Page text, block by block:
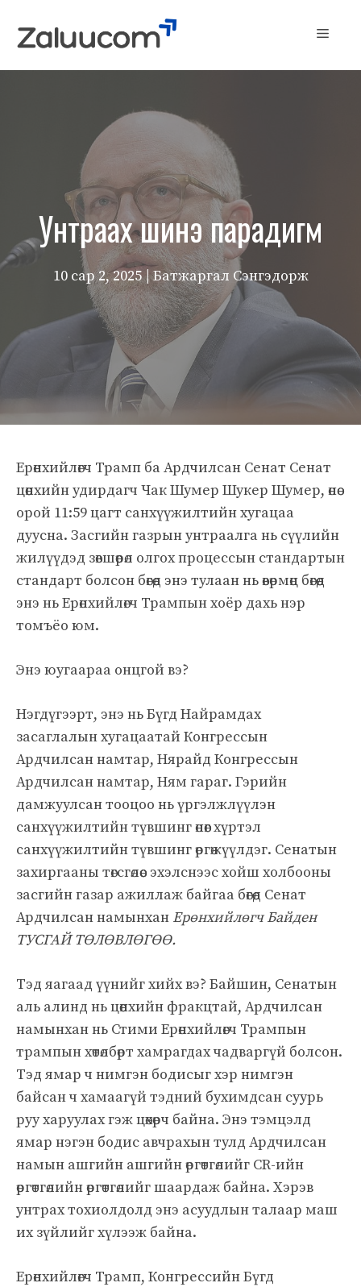
Menu
Унтраах шинэ парадигм
10 сар 2, 2025 | Батжаргал Сэнгэдорж
Ерөнхийлөгч Трамп ба Ардчилсан Сенат Сенат
цөөнхийн удирдагч Чак Шумер Шукер Шумер, өнөө
орой 11:59 цагт санхүүжилтийн хугацаа
дуусна. Засгийн газрын унтраалга нь сүүлийн
жилүүдэд зөвшөөрөл олгох процессын стандартын
стандарт болсон бөгөөд энэ тулаан нь өвөрмөц бөгөөд
энэ нь Ерөнхийлөгч Трампын хоёр дахь нэр
томъёо юм.
Энэ юугаараа онцгой вэ?
Нэгдүгээрт, энэ нь Бүгд Найрамдах
засаглалын хугацаатай Конгрессын
Ардчилсан намтар, Нярайд Конгрессын
Ардчилсан намтар, Ням гараг. Гэрийн
дамжуулсан тооцоо нь үргэлжлүүлэн
санхүүжилтийн түвшинг өнөөг хүртэл
санхүүжилтийн түвшинг өргөжүүлдэг. Сенатын
захиргааны төгсгөлөөс эхэлснээс хойш холбооны
засгийн газар ажиллаж байгаа бөгөөд Сенат
Ардчилсан намынхан Ерөнхийлөгч Байден
ТУСГАЙ ТӨЛӨВЛӨГӨӨ.
Тэд яагаад үүнийг хийх вэ? Байшин, Сенатын
аль алинд нь цөөнхийн фракцтай, Ардчилсан
намынхан нь Стими Ерөнхийлөгч Трампын
трампын хөтөлбөрт хамрагдах чадваргүй болсон.
Тэд ямар ч нимгэн бодисыг хэр нимгэн
байсан ч хамаагүй тэдний бухимдсан суурь
руу харуулах гэж цөхөрч байна. Энэ тэмцэлд
ямар нэгэн бодис авчрахын тулд Ардчилсан
намын ашгийн ашгийн өргөтгөлийг CR-ийн
өргөтгөлийн өргөтгөлийг шаардаж байна. Хэрэв
унтрах тохиолдолд энэ асуудлын талаар маш
их зүйлийг хүлээж байна.
Ерөнхийлөгч Трамп, Конгрессийн Бүгд